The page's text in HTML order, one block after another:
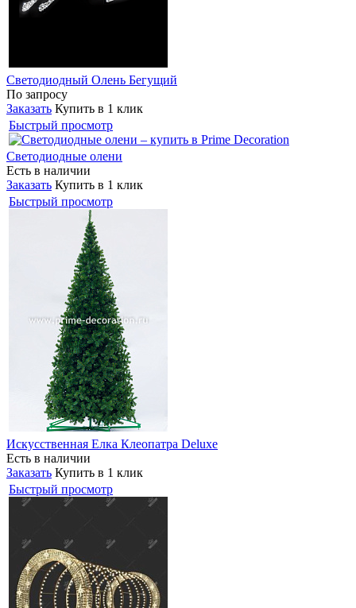
Светодиодный Олень Бегущий
По запросу
Заказать Купить в 1 клик
Быстрый просмотр
Светодиодные олени
Есть в наличии
Заказать Купить в 1 клик
Быстрый просмотр
Искусственная Елка Клеопатра Deluxe
Есть в наличии
Заказать Купить в 1 клик
Быстрый просмотр